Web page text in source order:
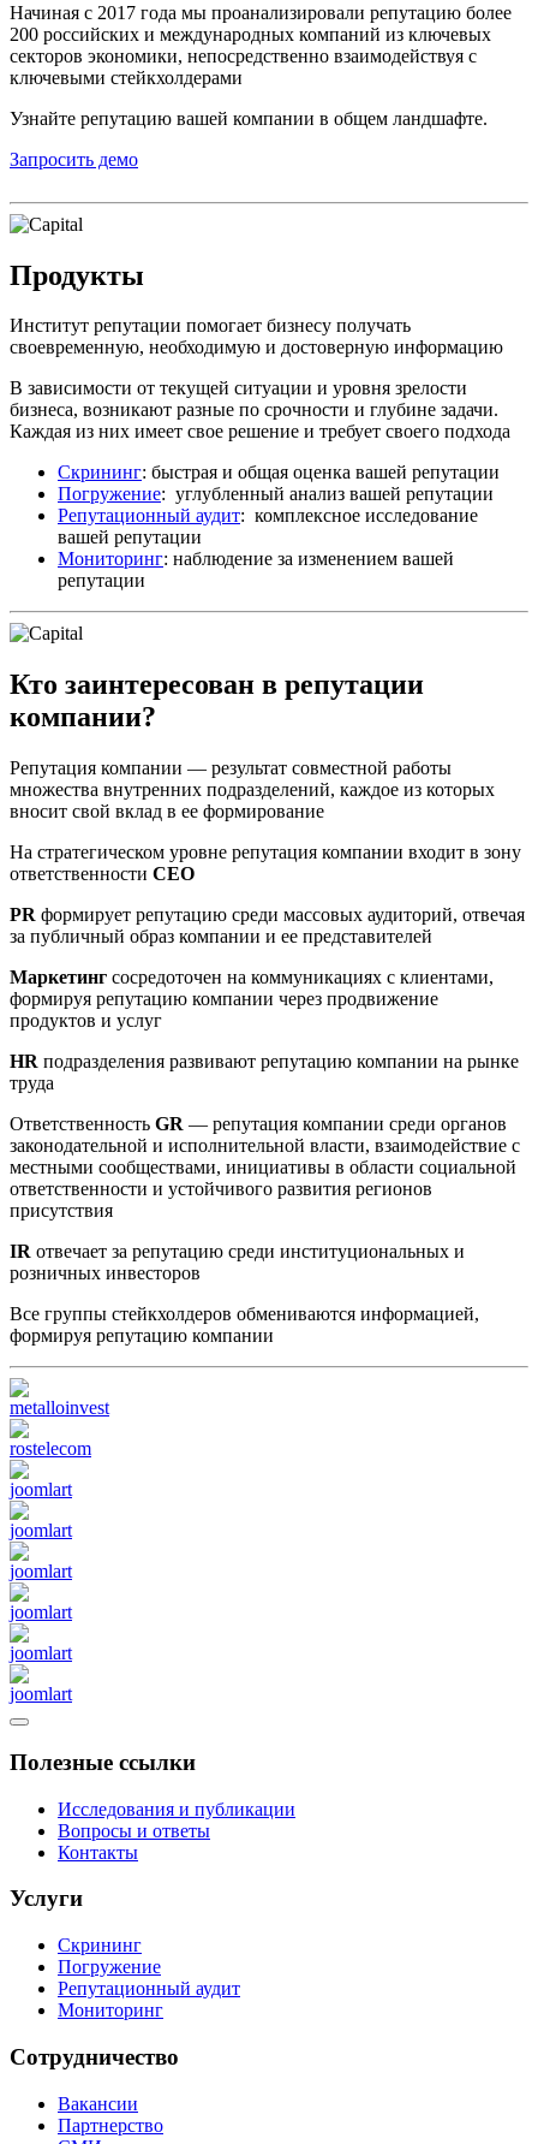
Начиная с 2017 года мы проанализировали репутацию более
200 российских и международных компаний из ключевых
секторов экономики, непосредственно взаимодействуя с
ключевыми стейкхолдерами
Узнайте репутацию вашей компании в общем ландшафте.
Запросить демо
Продукты
Институт репутации помогает бизнесу получать
своевременную, необходимую и достоверную информацию
В зависимости от текущей ситуации и уровня зрелости
бизнеса, возникают разные по срочности и глубине задачи.
Каждая из них имеет свое решение и требует своего подхода
Скрининг: быстрая и общая оценка вашей репутации
Погружение: углубленный анализ вашей репутации
Репутационный аудит: комплексное исследование
вашей репутации
Мониторинг: наблюдение за изменением вашей
репутации
Кто заинтересован в репутации
компании?
Репутация компании — результат совместной работы
множества внутренних подразделений, каждое из которых
вносит свой вклад в ее формирование
На стратегическом уровне репутация компании входит в зону
ответственности CEO
PR формирует репутацию среди массовых аудиторий, отвечая
за публичный образ компании и ее представителей
Маркетинг сосредоточен на коммуникациях с клиентами,
формируя репутацию компании через продвижение
продуктов и услуг
HR подразделения развивают репутацию компании на рынке
труда
Ответственность GR — репутация компании среди органов
законодательной и исполнительной власти, взаимодействие с
местными сообществами, инициативы в области социальной
ответственности и устойчивого развития регионов
присутствия
IR отвечает за репутацию среди институциональных и
розничных инвесторов
Все группы стейкхолдеров обмениваются информацией,
формируя репутацию компании
Полезные ссылки
Исследования и публикации
Вопросы и ответы
Контакты
Услуги
Скрининг
Погружение
Репутационный аудит
Мониторинг
Сотрудничество
Вакансии
Партнерство